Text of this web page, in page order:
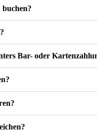
Bar- oder